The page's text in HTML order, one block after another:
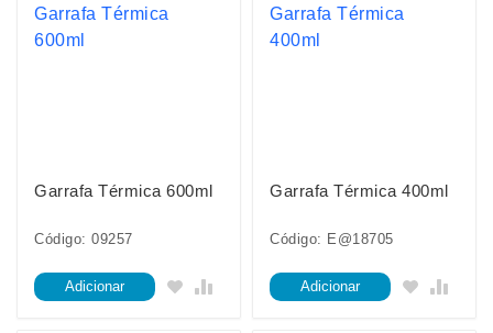
Garrafa Térmica 600ml
Código: 09257
Adicionar
Garrafa Térmica 400ml
Código: E@18705
Adicionar